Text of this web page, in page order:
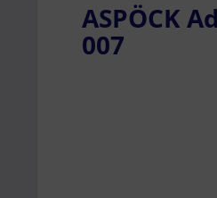
ASPÖCK
007